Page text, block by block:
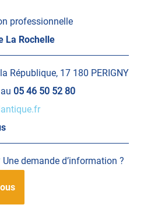
professionnelle
La Rochelle
République, 17 180 PERIGNY
05 46 50 52 80
Une demande d’information ?